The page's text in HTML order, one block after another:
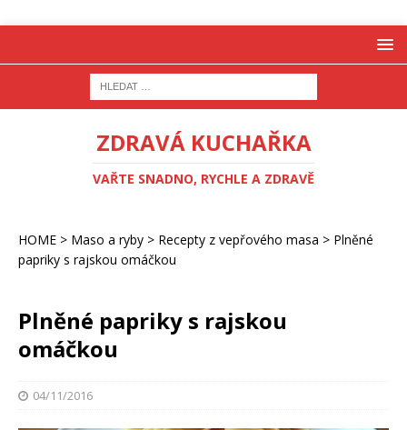
ZDRAVÁ KUCHAŘKA
VAŘTE SNADNO, RYCHLE A ZDRAVĚ
HOME > Maso a ryby > Recepty z vepřového masa > Plněné
papriky s rajskou omáčkou
Plněné papriky s rajskou
omáčkou
04/11/2016